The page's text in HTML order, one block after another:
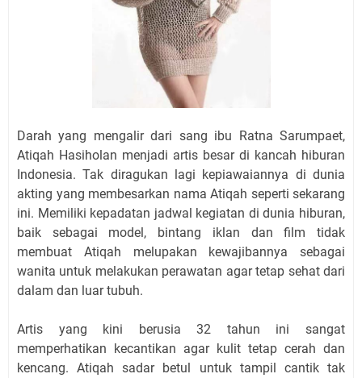
Darah yang mengalir dari sang ibu Ratna Sarumpaet,
Atiqah Hasiholan menjadi artis besar di kancah hiburan
Indonesia. Tak diragukan lagi kepiawaiannya di dunia
akting yang membesarkan nama Atiqah seperti sekarang
ini. Memiliki kepadatan jadwal kegiatan di dunia hiburan,
baik sebagai model, bintang iklan dan film tidak
membuat Atiqah melupakan kewajibannya sebagai
wanita untuk melakukan perawatan agar tetap sehat dari
dalam dan luar tubuh.
Artis yang kini berusia 32 tahun ini sangat
memperhatikan kecantikan agar kulit tetap cerah dan
kencang. Atiqah sadar betul untuk tampil cantik tak